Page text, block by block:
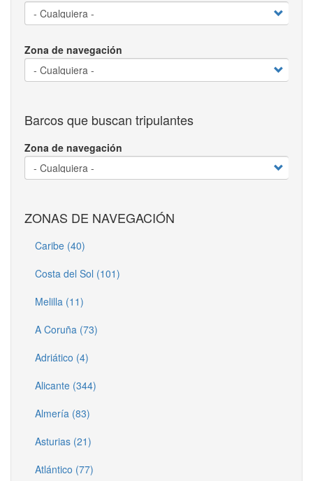
Zona de navegación
Barcos que buscan tripulantes
Zona de navegación
ZONAS DE NAVEGACIÓN
Caribe (40)
Costa del Sol (101)
Melilla (11)
A Coruña (73)
Adriático (4)
Alicante (344)
Almería (83)
Asturias (21)
Atlántico (77)